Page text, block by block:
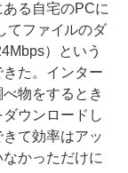
る自宅のPCに
てファイルのダ
）という
た。インター
物をするとき
ウンロードし
て効率はアッ
かっただけに